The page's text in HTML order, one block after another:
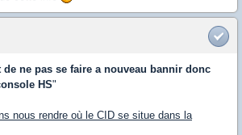
de ne pas se faire a nouveau bannir donc
HS"
nous rendre où le CID se situe dans la